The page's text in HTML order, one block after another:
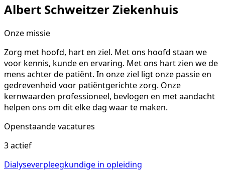
Albert Schweitzer Ziekenhuis
Onze missie
Zorg met hoofd, hart en ziel. Met ons hoofd staan we
voor kennis, kunde en ervaring. Met ons hart zien we de
mens achter de patiënt. In onze ziel ligt onze passie en
gedrevenheid voor patiëntgerichte zorg. Onze
kernwaarden professioneel, bevlogen en met aandacht
helpen ons om dit elke dag waar te maken.
Openstaande vacatures
3 actief
Dialyseverpleegkundige in opleiding